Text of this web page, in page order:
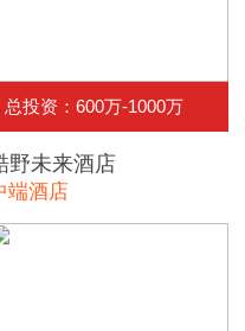
总投资：600万-1000万
野未来酒店
端酒店